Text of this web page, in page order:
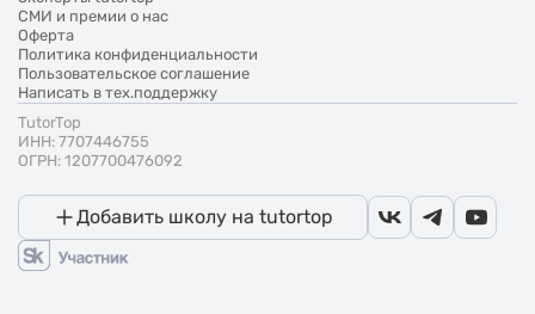
СМИ и премии о нас
Оферта
Политика конфиденциальности
Пользовательское соглашение
Написать в тех.поддержку
TutorTop
ИНН: 7707446755
ОГРН: 1207700476092
Добавить школу на tutortop